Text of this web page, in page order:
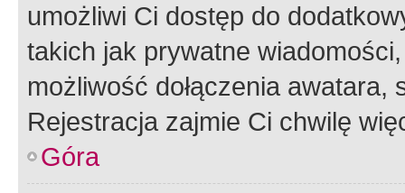
umożliwi Ci dostęp do
takich jak prywatne
możliwość dołączenia
Rejestracja zajmie Ci chwilę
Góra